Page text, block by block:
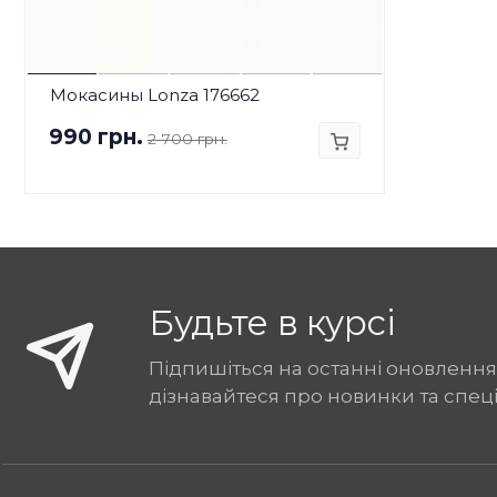
Мокасины Lonza 176662
990 грн. 2 700 грн.
Будьте в курсі
Підпишіться на останні оновлення
дізнавайтеся про новинки та